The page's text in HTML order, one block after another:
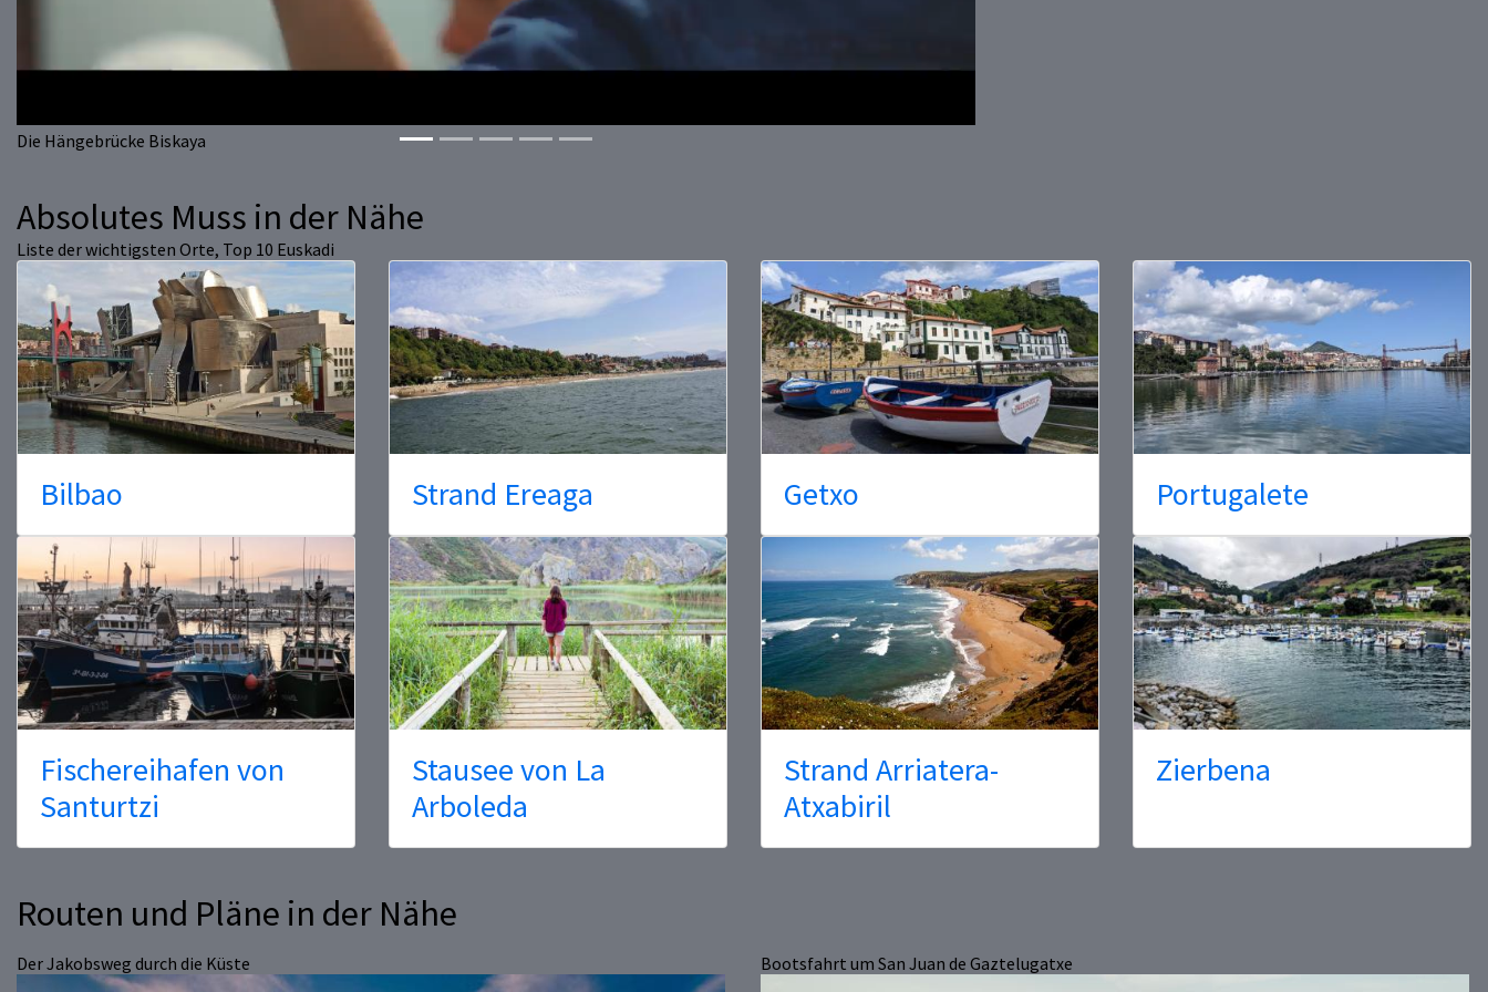
Die Hängebrücke Biskaya
Absolutes Muss in der Nähe
Liste der wichtigsten Orte, Top 10 Euskadi
Bilbao Strand Ereaga Getxo Portugalete
Fischereihafen von
Santurtzi
Stausee von La
Arboleda
Strand Arriatera-
Atxabiril
Zierbena
Routen und Pläne in der Nähe
Der Jakobsweg durch die Küste Bootsfahrt um San Juan de Gaztelugatxe